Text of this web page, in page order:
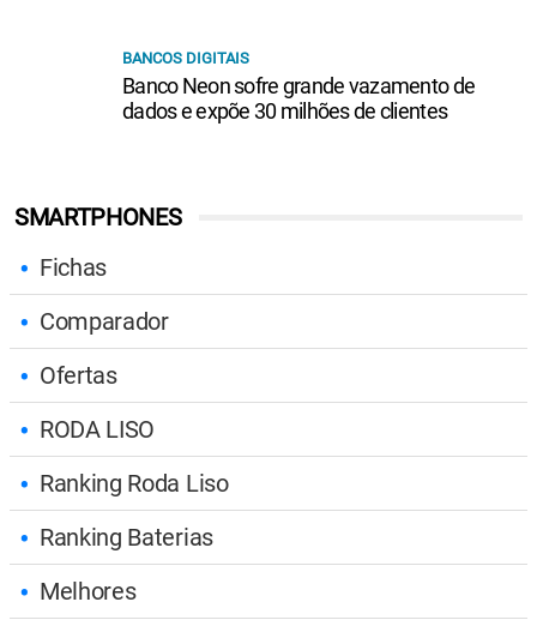
SMARTPHONES
Fichas
Comparador
Ofertas
RODA LISO
Ranking Roda Liso
Ranking Baterias
Melhores
BANCOS DIGITAIS
Banco Neon sofre grande vazamento de
dados e expõe 30 milhões de clientes